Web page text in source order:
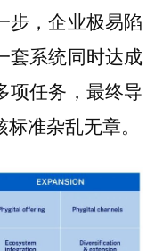
步，企业极易陷
套系统同时达成
项任务，最终导
准杂乱无章。